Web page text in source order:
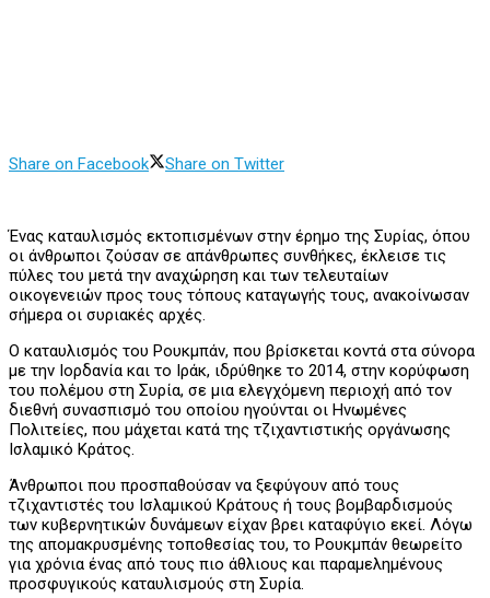
Share on Facebook Share on Twitter
Ένας καταυλισμός εκτοπισμένων στην έρημο της Συρίας, όπου
οι άνθρωποι ζούσαν σε απάνθρωπες συνθήκες, έκλεισε τις
πύλες του μετά την αναχώρηση και των τελευταίων
οικογενειών προς τους τόπους καταγωγής τους, ανακοίνωσαν
σήμερα οι συριακές αρχές.
Ο καταυλισμός του Ρουκμπάν, που βρίσκεται κοντά στα σύνορα
με την Ιορδανία και το Ιράκ, ιδρύθηκε το 2014, στην κορύφωση
του πολέμου στη Συρία, σε μια ελεγχόμενη περιοχή από τον
διεθνή συνασπισμό του οποίου ηγούνται οι Ηνωμένες
Πολιτείες, που μάχεται κατά της τζιχαντιστικής οργάνωσης
Ισλαμικό Κράτος.
Άνθρωποι που προσπαθούσαν να ξεφύγουν από τους
τζιχαντιστές του Ισλαμικού Κράτους ή τους βομβαρδισμούς
των κυβερνητικών δυνάμεων είχαν βρει καταφύγιο εκεί. Λόγω
της απομακρυσμένης τοποθεσίας του, το Ρουκμπάν θεωρείτο
για χρόνια ένας από τους πιο άθλιους και παραμελημένους
προσφυγικούς καταυλισμούς στη Συρία.